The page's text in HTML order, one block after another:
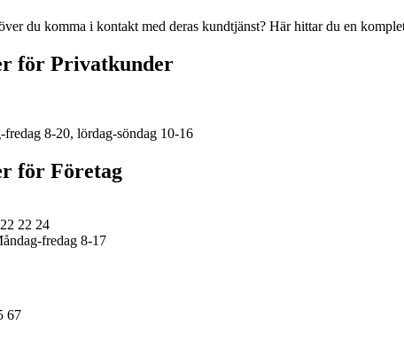
du komma i kontakt med deras kundtjänst? Här hittar du en
för Privatkunder
8-20, lördag-söndag 10-16
för Företag
22 24
fredag 8-17
67